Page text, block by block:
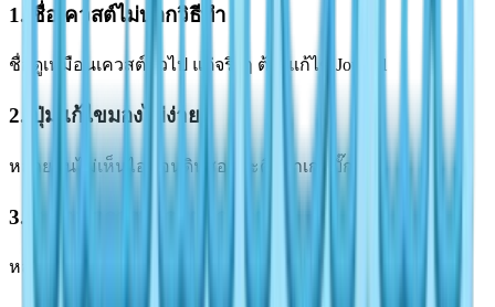
1. ชื่อเควสต์ไม่บอกวิธีทำ
ชื่อดูเหมือนเควสต์ทั่วไป แต่จริงๆ ต้องแก้ไข Journal
2. ปุ่มแก้ไขมองไม่ง่าย
หลายคนไม่เห็นไอคอนดินสอและคิดว่าเกมบั๊ก
3. ระบบกิจกรรมฤดูหนาวซ้อนกัน
หลายระบบทำงานพร้อมกัน ทำให้ผู้เล่นใหม่งง